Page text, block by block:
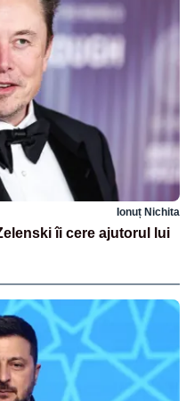
Ionuț Nichita
îi cere ajutorul lui